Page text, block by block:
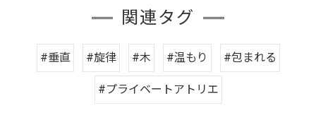
関連タグ
#垂直 #旋律 #木 #温もり #包まれる
#プライベートアトリエ